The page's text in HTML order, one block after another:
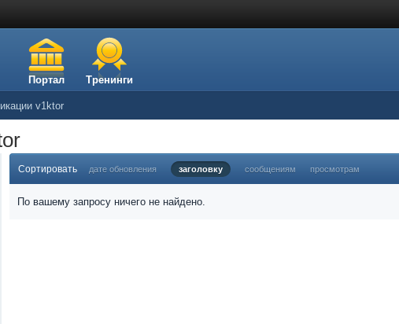
Портал Тренинги
v1ktor
Сортировать дате обновления заголовку сообщениям просмотрам
По вашему запросу ничего не найдено.